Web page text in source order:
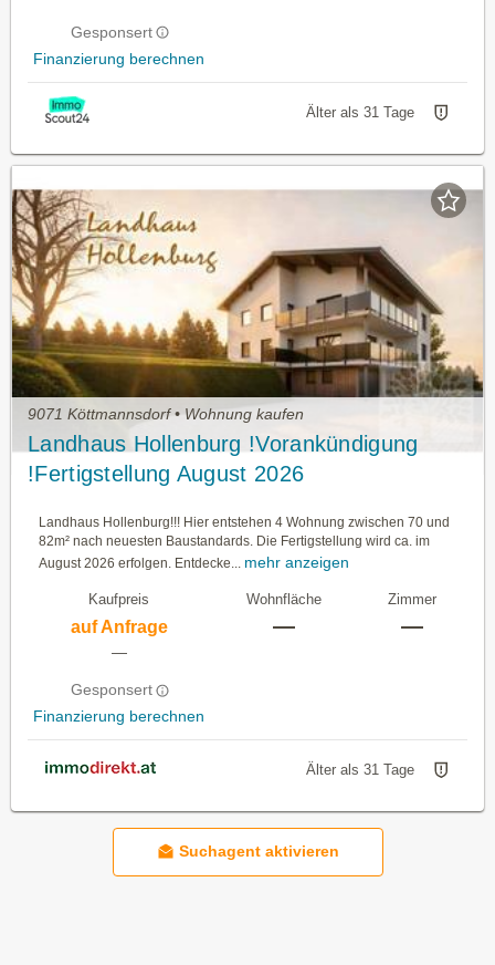
Gesponsert
Finanzierung berechnen
Älter als 31 Tage
9071 Köttmannsdorf • Wohnung kaufen
Landhaus Hollenburg !Vorankündigung
!Fertigstellung August 2026
Landhaus Hollenburg!!! Hier entstehen 4 Wohnung zwischen 70 und
82m² nach neuesten Baustandards. Die Fertigstellung wird ca. im
August 2026 erfolgen. Entdecke... mehr anzeigen
Kaufpreis
auf Anfrage
—
Gesponsert
Finanzierung berechnen
Wohnfläche
—
Zimmer
—
Älter als 31 Tage
Suchagent aktivieren